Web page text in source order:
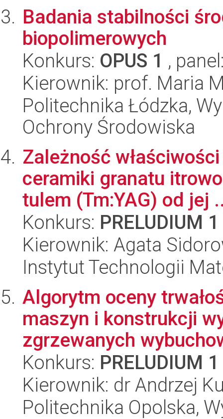
Badania stabilności
biopolimerowych
Konkurs: OPUS 1 ,
Kierownik: prof. Maria
Politechnika Łódzka,
Ochrony Środowiska
Zależność
ceramiki granatu
tulem (Tm:YAG) od jej
Konkurs: PRELUDIUM 1
Kierownik: Agata
Instytut Technologii
Algorytm oceny
maszyn i konstrukcji
zgrzewanych
Konkurs: PRELUDIUM 1
Kierownik: dr Andrzej
Politechnika Opolska,